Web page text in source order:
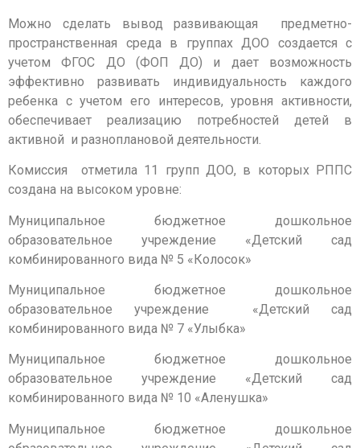
Можно сделать вывод развивающая предметно-
пространственная среда в группах ДОО создается с
учетом ФГОС ДО (ФОП ДО) и дает возможность
эффективно развивать индивидуальность каждого
ребенка с учетом его интересов, уровня активности,
обеспечивает реализацию потребностей детей в
активной и разноплановой деятельности.
Комиссия отметила 11 групп ДОО, в которых РППС
создана на высоком уровне:
Муниципальное бюджетное дошкольное
образовательное учреждение «Детский сад
комбинированного вида № 5 «Колосок»
Муниципальное бюджетное дошкольное
образовательное учреждение «Детский сад
комбинированного вида № 7 «Улыбка»
Муниципальное бюджетное дошкольное
образовательное учреждение «Детский сад
комбинированного вида № 10 «Аленушка»
Муниципальное бюджетное дошкольное